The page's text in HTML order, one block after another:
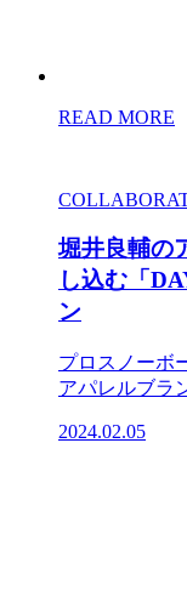
READ MORE
堀井良輔の
し込む「
ン
プロスノーボ
アパレルブラ
2024.02.05